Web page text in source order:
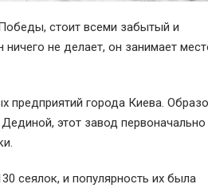
стоит всеми забытый и
не делает, он занимает
предприятий города Киева.
этот завод первоначально
сеялок, и популярность их была